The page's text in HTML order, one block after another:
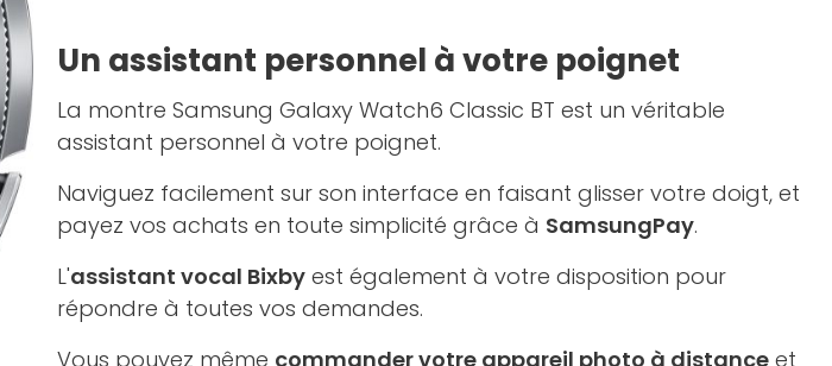
Un assistant personnel à votre poignet
La montre Samsung Galaxy Watch6 Classic BT est un véritable
assistant personnel à votre poignet.
Naviguez facilement sur son interface en faisant glisser votre doigt, et
payez vos achats en toute simplicité grâce à SamsungPay.
L'assistant vocal Bixby est également à votre disposition pour
répondre à toutes vos demandes.
Vous pouvez même commander votre appareil photo à distance et